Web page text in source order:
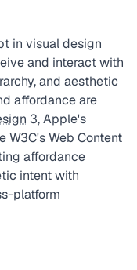
in visual design
and interact with
and aesthetic
affordance are
3, Apple's
W3C's Web Content
affordance
intent with
platform